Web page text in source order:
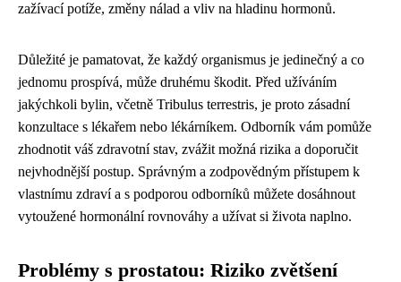
zažívací potíže, změny nálad a vliv na hladinu hormonů.
Důležité je pamatovat, že každý organismus je jedinečný a co
jednomu prospívá, může druhému škodit. Před užíváním
jakýchkoli bylin, včetně Tribulus terrestris, je proto zásadní
konzultace s lékařem nebo lékárníkem. Odborník vám pomůže
zhodnotit váš zdravotní stav, zvážit možná rizika a doporučit
nejvhodnější postup. Správným a zodpovědným přístupem k
vlastnímu zdraví a s podporou odborníků můžete dosáhnout
vytoužené hormonální rovnováhy a užívat si života naplno.
Problémy s prostatou: Riziko zvětšení